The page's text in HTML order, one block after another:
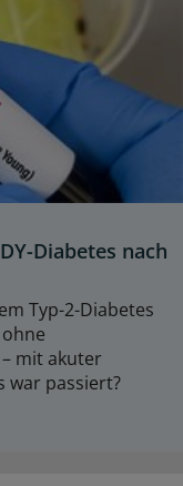
Diabetes nach
Typ-2-Diabetes
mit akuter
war passiert?